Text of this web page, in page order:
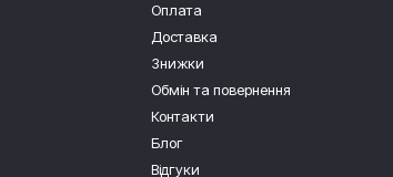
Оплата
Доставка
Знижки
Обмін та повернення
Контакти
Блог
Відгуки